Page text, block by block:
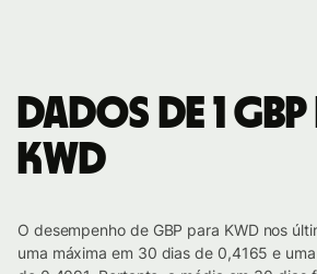
Dados de 1
KWD
O desempenho de GBP para KWD nos
uma máxima em 30 dias de 0,4165 e